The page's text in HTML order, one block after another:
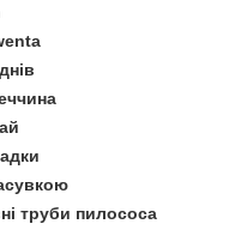
труби пилососа